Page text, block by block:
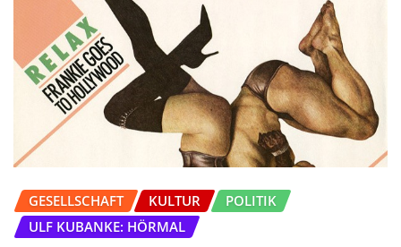
GESELLSCHAFT KULTUR
POLITIK
ULF KUBANKE: HÖRMAL